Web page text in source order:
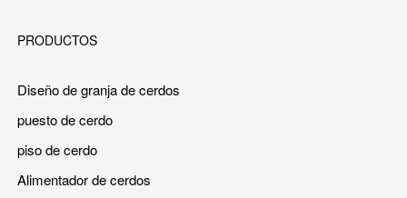
PRODUCTOS
Diseño de granja de cerdos
puesto de cerdo
piso de cerdo
Alimentador de cerdos